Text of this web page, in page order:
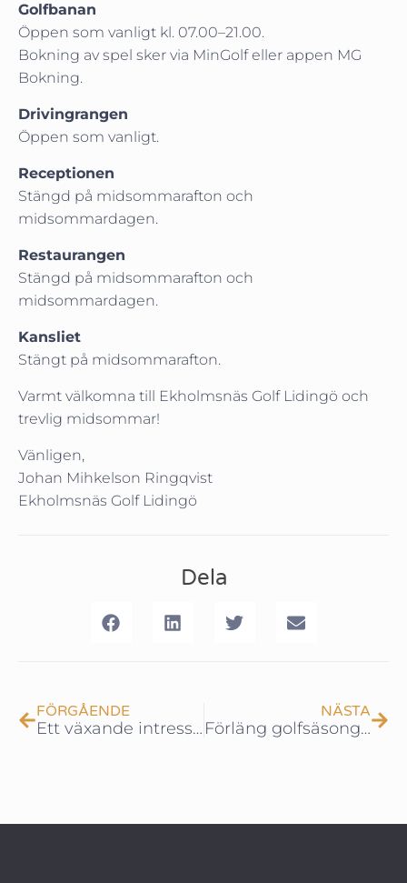
Golfbanan
Öppen som vanligt kl. 07.00–21.00.
Bokning av spel sker via MinGolf eller appen MG
Bokning.
Drivingrangen
Öppen som vanligt.
Receptionen
Stängd på midsommarafton och
midsommardagen.
Restaurangen
Stängd på midsommarafton och
midsommardagen.
Kansliet
Stängt på midsommarafton.
Varmt välkomna till Ekholmsnäs Golf Lidingö och
trevlig midsommar!
Vänligen,
Johan Mihkelson Ringqvist
Ekholmsnäs Golf Lidingö
Dela
FÖRGÅENDE
Ett växande intresse för golf bland våra flickjuniorer!
NÄSTA
Förläng golfsäsongen – följ med oss till Mallorca i höst!